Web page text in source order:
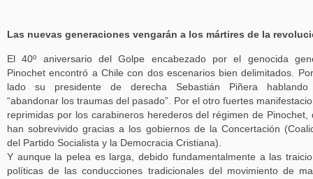
Las nuevas generaciones vengarán a los mártires de la
El 40º aniversario del Golpe encabezado por el genocida
Pinochet encontró a Chile con dos escenarios bien delimitados.
lado su presidente de derecha Sebastián Piñera
“abandonar los traumas del pasado”. Por el otro fuertes
reprimidas por los carabineros herederos del régimen de Pinochet,
han sobrevivido gracias a los gobiernos de la Concertación
del Partido Socialista y la Democracia Cristiana).
Y aunque la pelea es larga, debido fundamentalmente a las
políticas de las conducciones tradicionales del movimiento de